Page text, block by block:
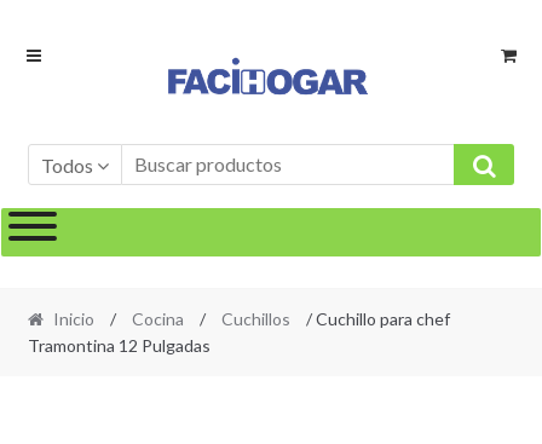
Ir
Ir
Todos
Inicio / Cocina / Cuchillos
/ Cuchillo para chef
Tramontina 12 Pulgadas